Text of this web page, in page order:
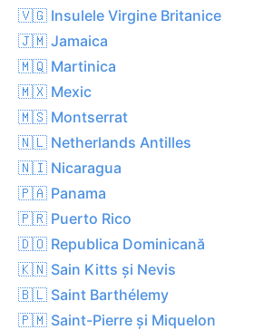
🇻🇬 Insulele Virgine Britanice
🇯🇲 Jamaica
🇲🇶 Martinica
🇲🇽 Mexic
🇲🇸 Montserrat
🇳🇱 Netherlands Antilles
🇳🇮 Nicaragua
🇵🇦 Panama
🇵🇷 Puerto Rico
🇩🇴 Republica Dominicană
🇰🇳 Sain Kitts și Nevis
🇧🇱 Saint Barthélemy
🇵🇲 Saint-Pierre și Miquelon